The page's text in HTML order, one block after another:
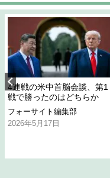
4連戦の米中首脳会談、第1
戦で勝ったのはどちらか
フォーサイト編集部
2026年5月17日